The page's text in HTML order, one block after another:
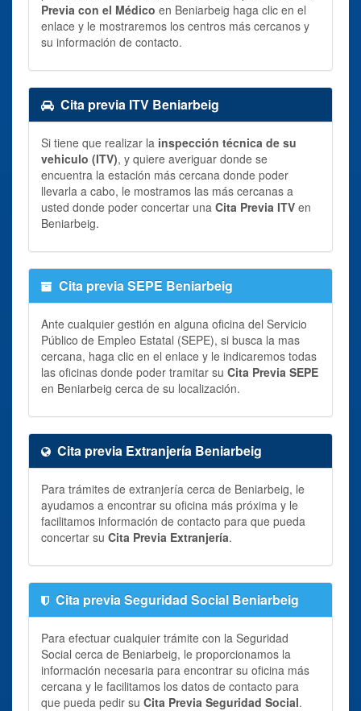
Previa con el Médico en Beniarbeig haga clic en el
enlace y le mostraremos los centros más cercanos y
su información de contacto.
Cita previa ITV Beniarbeig
Si tiene que realizar la inspección técnica de su
vehiculo (ITV), y quiere averiguar donde se
encuentra la estación más cercana donde poder
llevarla a cabo, le mostramos las más cercanas a
usted donde poder concertar una Cita Previa ITV en
Beniarbeig.
Cita previa SEPE Beniarbeig
Ante cualquier gestión en alguna oficina del Servicio
Público de Empleo Estatal (SEPE), si busca la mas
cercana, haga clic en el enlace y le indicaremos todas
las oficinas donde poder tramitar su Cita Previa SEPE
en Beniarbeig cerca de su localización.
Cita previa Extranjería Beniarbeig
Para trámites de extranjería cerca de Beniarbeig, le
ayudamos a encontrar su oficina más próxima y le
facilitamos información de contacto para que pueda
concertar su Cita Previa Extranjería.
Cita previa Seguridad Social Beniarbeig
Para efectuar cualquier trámite con la Seguridad
Social cerca de Beniarbeig, le proporcionamos la
información necesaria para encontrar su oficina más
cercana y le facilitamos los datos de contacto para
que pueda pedir su Cita Previa Seguridad Social.